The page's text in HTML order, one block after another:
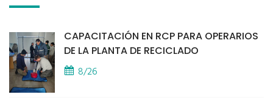
CAPACITACIÓN EN RCP PARA OPERARIOS
DE LA PLANTA DE RECICLADO
8/26